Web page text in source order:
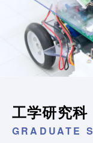
GRADUATE
工学研究科